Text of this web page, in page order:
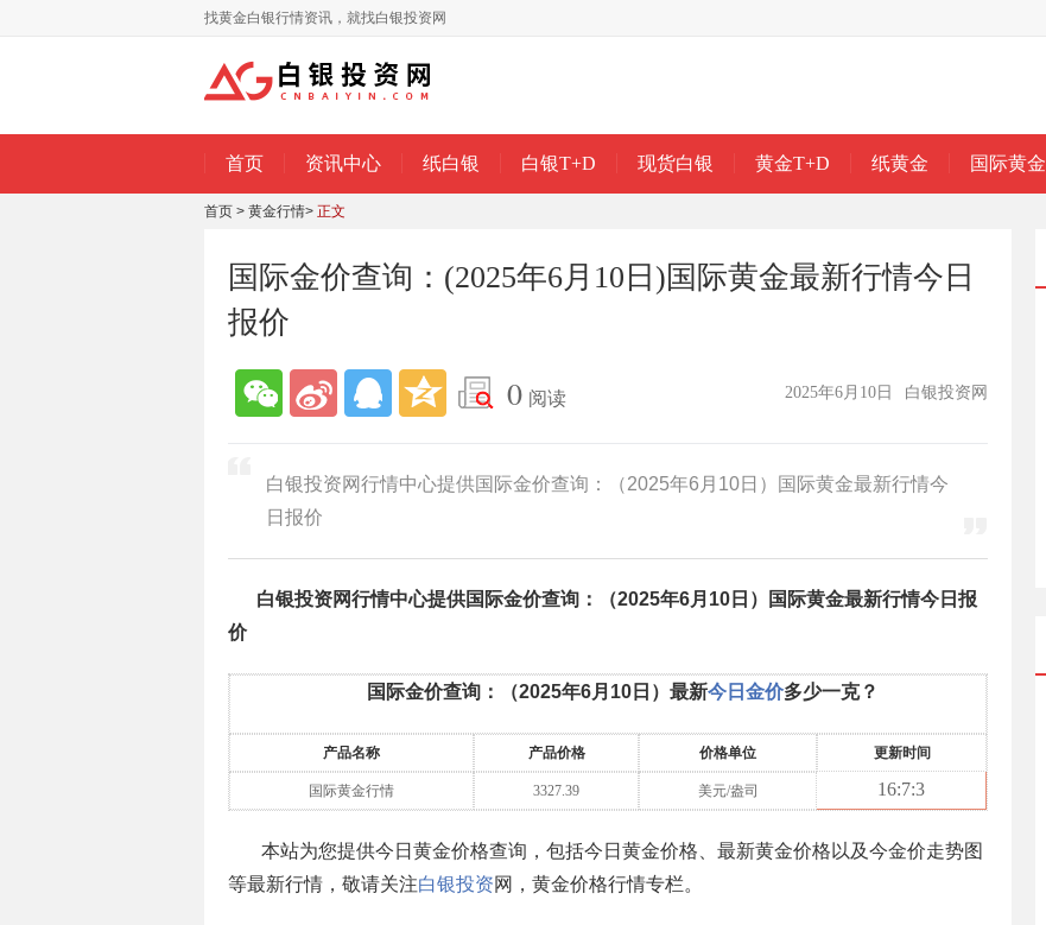
找黄金白银行情资讯，就找白银投资网
首页 资讯中心 纸白银 白银T+D 现货白银 黄金T+D 纸黄金 国际黄金
首页 > 黄金行情> 正文
国际金价查询：(2025年6月10日)国际黄金最新行情今日
报价
0 阅读 白银投资网
2025年6月10日
白银投资网行情中心提供国际金价查询：（2025年6月10日）国际黄金最新行情今
日报价
白银投资网行情中心提供国际金价查询：（2025年6月10日 ）国际黄金最新行情今日报
价
国际金价查询：（2025年6月10日 ）最新今日金价多少一克？
产品名称 产品价格 价格单位 更新时间
国际黄金行情 3327.39 美元/盎司 16:7:3
本站为您提供今日黄金价格查询，包括今日黄金价格、最新黄金价格以及今金价走势图
等最新行情，敬请关注白银投资网，黄金价格行情专栏。